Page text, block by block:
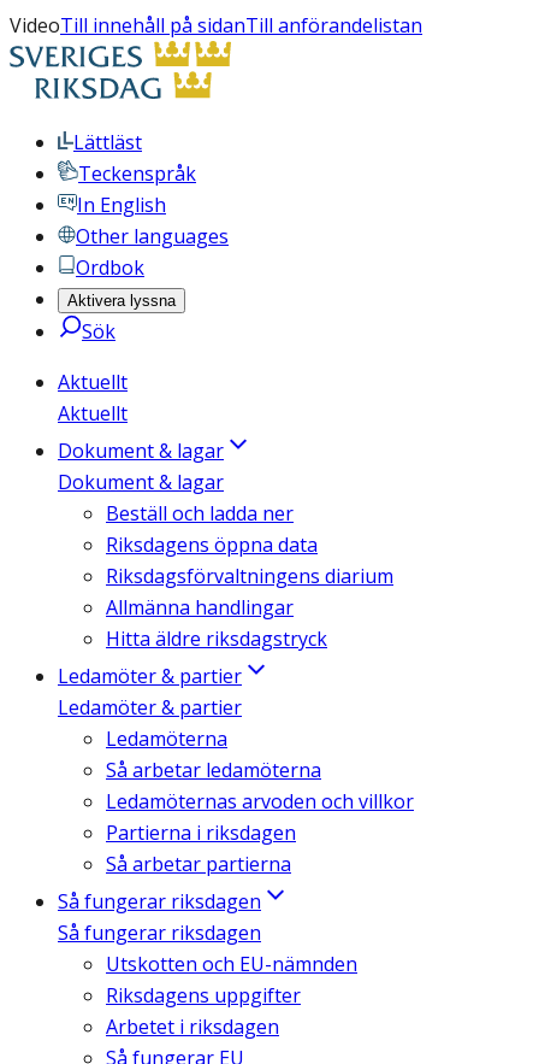
VideoTill innehåll på sidanTill anförandelistan
Lättläst
Teckenspråk
In English
Other languages
Ordbok
Aktivera lyssna
Sök
Aktuellt
Aktuellt
Dokument & lagar
Dokument & lagar
Beställ och ladda ner
Riksdagens öppna data
Riksdagsförvaltningens diarium
Allmänna handlingar
Hitta äldre riksdagstryck
Ledamöter & partier
Ledamöter & partier
Ledamöterna
Så arbetar ledamöterna
Ledamöternas arvoden och villkor
Partierna i riksdagen
Så arbetar partierna
Så fungerar riksdagen
Så fungerar riksdagen
Utskotten och EU-nämnden
Riksdagens uppgifter
Arbetet i riksdagen
Så fungerar EU